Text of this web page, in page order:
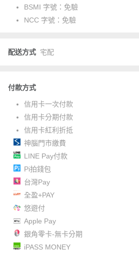
BSMI 字號： 免驗
NCC 字號： 免驗
配送方式 宅配
付款方式
信用卡一次付款
信用卡分期付款
信用卡紅利折抵
神腦門市繳費
LINE Pay付款
Pi拍錢包
台灣Pay
全盈+PAY
悠遊付
Apple Pay
銀角零卡-無卡分期
iPASS MONEY